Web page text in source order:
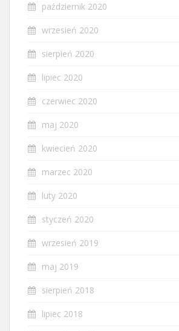
październik 2020
wrzesień 2020
sierpień 2020
lipiec 2020
czerwiec 2020
maj 2020
kwiecień 2020
marzec 2020
luty 2020
styczeń 2020
wrzesień 2019
maj 2019
sierpień 2018
lipiec 2018